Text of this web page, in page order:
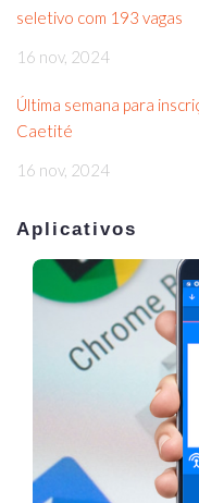
seletivo com 193 vagas
16 nov, 2024
Última semana para
Caetité
16 nov, 2024
Aplicativos